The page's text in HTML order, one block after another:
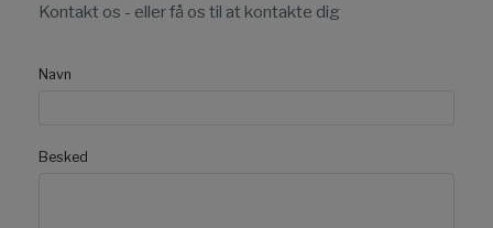
Kontakt os - eller få os til at kontakte dig
Navn
Besked